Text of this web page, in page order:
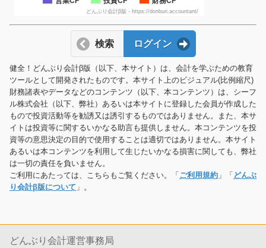
どんぶり会計β版 - https://donburi.accountant/
検索 ログイン
健全！どんぶり会計β版（以下、本サイト）は、会計を学ぶための教育
ツールとして開発されたものです。本サイト上のビジュアル(比例縮尺)
財務諸表やデータなどのコンテンツ（以下、本コンテンツ）は、シーフ
ル株式会社（以下、弊社）あるいは本サイトに登録した会員が作成した
もので投資活動等を勧誘又は誘引するものではありません。また、本サ
イトは投資等に関するいかなる助言も提供しません。本コンテンツを投
資等の意思決定の目的で使用することは適切ではありません。本サイト
あるいは本コンテンツを利用して生じたいかなる損害に関しても、弊社
は一切の責任を負いません。
ご利用にあたっては、こちらもご覧ください。「 ご利用規約 」「 どんぶ
り会計β版について 」。
どんぶり会計運営事務局